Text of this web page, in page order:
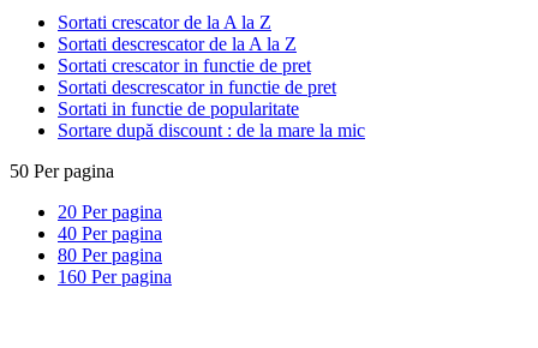
Sortati crescator de la A la Z
Sortati descrescator de la A la Z
Sortati crescator in functie de pret
Sortati descrescator in functie de pret
Sortati in functie de popularitate
Sortare după discount : de la mare la mic
50 Per pagina
20 Per pagina
40 Per pagina
80 Per pagina
160 Per pagina